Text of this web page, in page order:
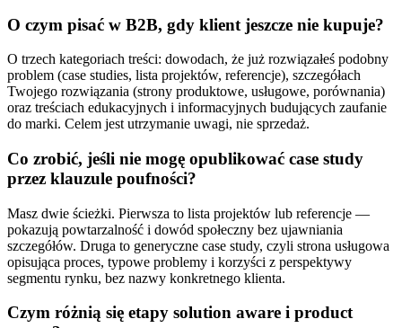
O czym pisać w B2B, gdy klient jeszcze nie kupuje?
O trzech kategoriach treści: dowodach, że już rozwiązałeś podobny
problem (case studies, lista projektów, referencje), szczegółach
Twojego rozwiązania (strony produktowe, usługowe, porównania)
oraz treściach edukacyjnych i informacyjnych budujących zaufanie
do marki. Celem jest utrzymanie uwagi, nie sprzedaż.
Co zrobić, jeśli nie mogę opublikować case study
przez klauzule poufności?
Masz dwie ścieżki. Pierwsza to lista projektów lub referencje —
pokazują powtarzalność i dowód społeczny bez ujawniania
szczegółów. Druga to generyczne case study, czyli strona usługowa
opisująca proces, typowe problemy i korzyści z perspektywy
segmentu rynku, bez nazwy konkretnego klienta.
Czym różnią się etapy solution aware i product